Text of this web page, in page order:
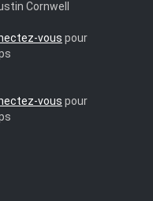
Cornwell
vous pour
vous pour